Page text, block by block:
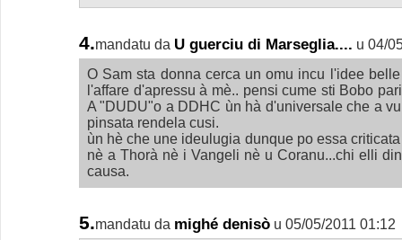
4.mandatu da U guerciu di Marseglia.... u 04/
O Sam sta donna cerca un omu incu l'idee
l'affare d'apressu à mè.. pensi cume sti Bobo
A "DUDU"o a DDHC ùn hà d'universale che a
pinsata rendela cusi.
ùn hè che une ideulugia dunque po essa
nè a Thorà nè i Vangeli nè u Coranu...chi elli
causa.
5.mandatu da mighé denisò u 05/05/2011 01:12